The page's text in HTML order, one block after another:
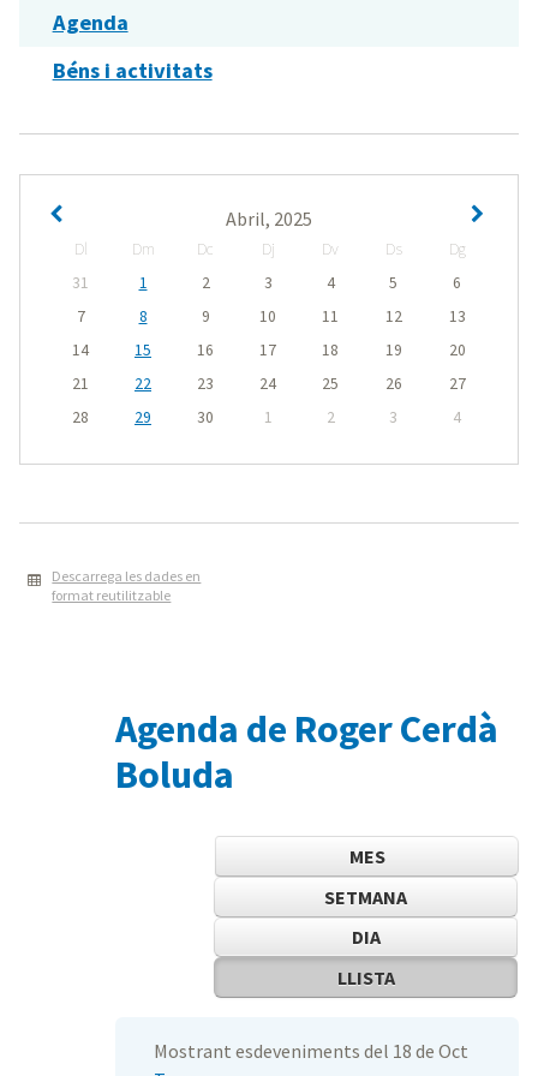
Agenda
Béns i activitats
Abril, 2025
Dl Dm Dc Dj Dv Ds
Dg
31
1 2 3 4 5
6
7
8 9 10 11 12
13
14
15 16 17 18 19
20
21
22 23 24 25 26
27
28
29 30 1 2 3 4
Descarrega les dades en
format reutilitzable
Agenda de Roger Cerdà
Boluda
MES
SETMANA
DIA
LLISTA
Mostrant esdeveniments del 18 de Oct